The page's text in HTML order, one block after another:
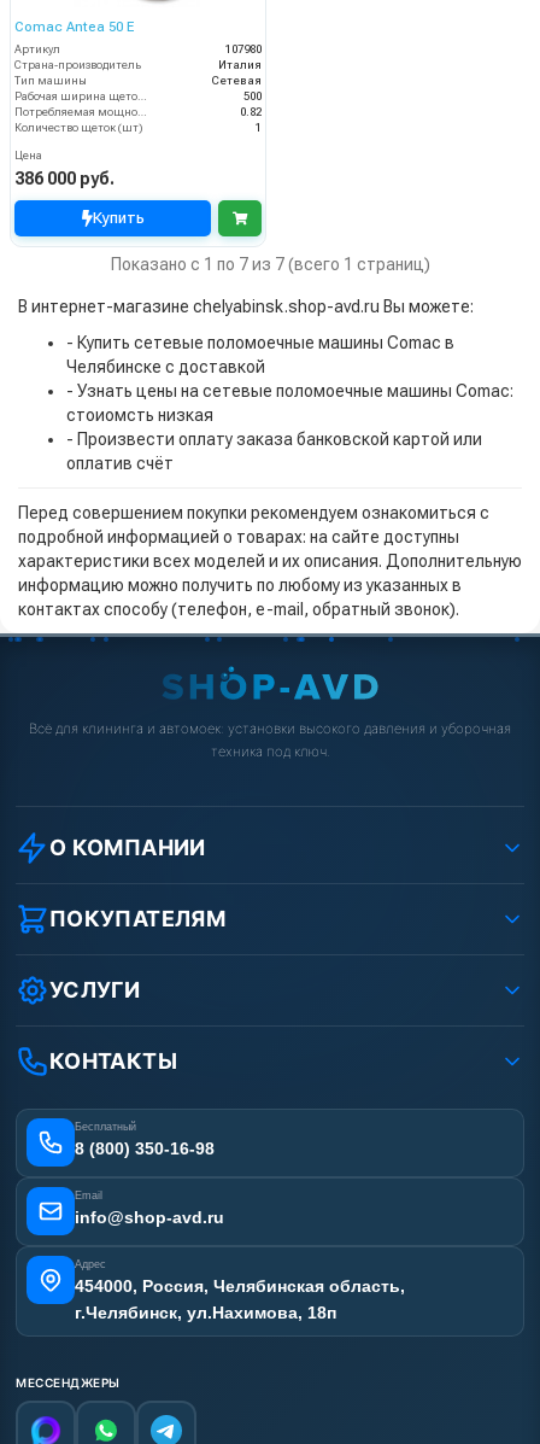
Comac Antea 50 E
Артикул
107980
Страна-производитель
Италия
Тип машины
Сетевая
500
0.82
Количество щеток (шт)
1
Цена
386 000 руб.
Купить
Показано с 1 по 7 из 7 (всего 1 страниц)
В интернет-магазине chelyabinsk.shop-avd.ru Вы можете:
- Купить сетевые поломоечные машины Comac в
Челябинске с доставкой
- Узнать цены на сетевые поломоечные машины Comac:
стоиомсть низкая
- Произвести оплату заказа банковской картой или
оплатив счёт
Перед совершением покупки рекомендуем ознакомиться с
подробной информацией о товарах: на сайте доступны
характеристики всех моделей и их описания. Дополнительную
информацию можно получить по любому из указанных в
контактах способу (телефон, e-mail, обратный звонок).
Всё для клининга и автомоек: установки высокого давления и уборочная
техника под ключ.
О КОМПАНИИ
О компании
Реквизиты ООО «Шоп АВД»
Защита данных клиента
Условия соглашения
Вакансии
Статьи
ПОКУПАТЕЛЯМ
Как заказать?
Оплата
Доставка
Лизинг
Получить скидку
УСЛУГИ
Ремонт АВД
Сертификаты
Наши работы
Отзывы наших клиентов
Карта сайта
КОНТАКТЫ
Бесплатный
8 (800) 350-16-98
Email
info@shop-avd.ru
Адрес
454000, Россия, Челябинская область,
г.Челябинск, ул.Нахимова, 18п
МЕССЕНДЖЕРЫ